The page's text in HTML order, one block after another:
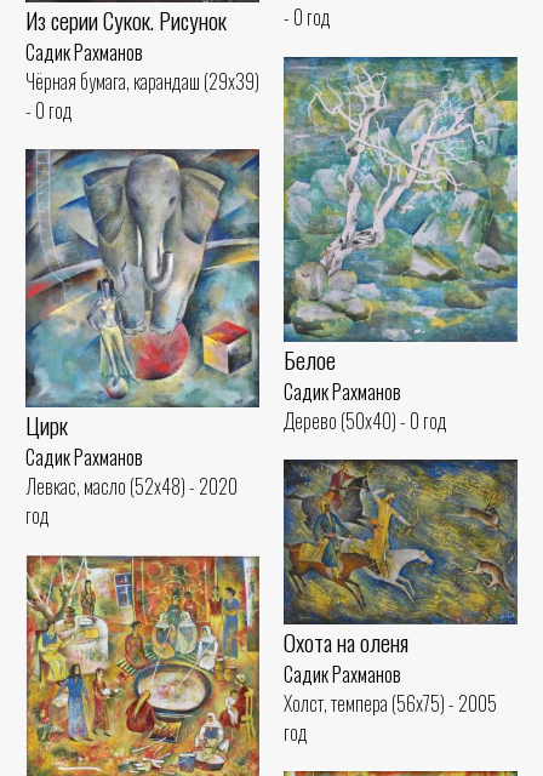
- 0 год
Из серии Сукок. Рисунок
Садик Рахманов
Чёрная бумага, карандаш (29x39)
- 0 год
Белое
Садик Рахманов
Дерево (50x40) - 0 год
Цирк
Садик Рахманов
Левкас, масло (52x48) - 2020
год
Охота на оленя
Садик Рахманов
Холст, темпера (56x75) - 2005
год